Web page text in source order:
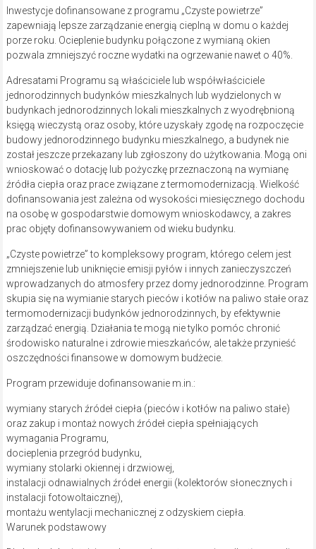
Inwestycje dofinansowane z programu „Czyste powietrze”
zapewniają lepsze zarządzanie energią cieplną w domu o każdej
porze roku. Ocieplenie budynku połączone z wymianą okien
pozwala zmniejszyć roczne wydatki na ogrzewanie nawet o 40%.
Adresatami Programu są właściciele lub współwłaściciele
jednorodzinnych budynków mieszkalnych lub wydzielonych w
budynkach jednorodzinnych lokali mieszkalnych z wyodrębnioną
księgą wieczystą oraz osoby, które uzyskały zgodę na rozpoczęcie
budowy jednorodzinnego budynku mieszkalnego, a budynek nie
został jeszcze przekazany lub zgłoszony do użytkowania. Mogą oni
wnioskować o dotację lub pożyczkę przeznaczoną na wymianę
źródła ciepła oraz prace związane z termomodernizacją. Wielkość
dofinansowania jest zależna od wysokości miesięcznego dochodu
na osobę w gospodarstwie domowym wnioskodawcy, a zakres
prac objęty dofinansowywaniem od wieku budynku.
„Czyste powietrze” to kompleksowy program, którego celem jest
zmniejszenie lub uniknięcie emisji pyłów i innych zanieczyszczeń
wprowadzanych do atmosfery przez domy jednorodzinne. Program
skupia się na wymianie starych pieców i kotłów na paliwo stałe oraz
termomodernizacji budynków jednorodzinnych, by efektywnie
zarządzać energią. Działania te mogą nie tylko pomóc chronić
środowisko naturalne i zdrowie mieszkańców, ale także przynieść
oszczędności finansowe w domowym budżecie.
Program przewiduje dofinansowanie m.in.:
wymiany starych źródeł ciepła (pieców i kotłów na paliwo stałe)
oraz zakup i montaż nowych źródeł ciepła spełniających
wymagania Programu,
docieplenia przegród budynku,
wymiany stolarki okiennej i drzwiowej,
instalacji odnawialnych źródeł energii (kolektorów słonecznych i
instalacji fotowoltaicznej),
montażu wentylacji mechanicznej z odzyskiem ciepła.
Warunek podstawowy